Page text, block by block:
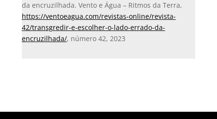
da encruzilhada. Vento e Água – Ritmos da Terra,
https://ventoeagua.com/revistas-online/revista-
42/transgredir-e-escolher-o-lado-errado-da-
encruzilhada/, número 42, 2023